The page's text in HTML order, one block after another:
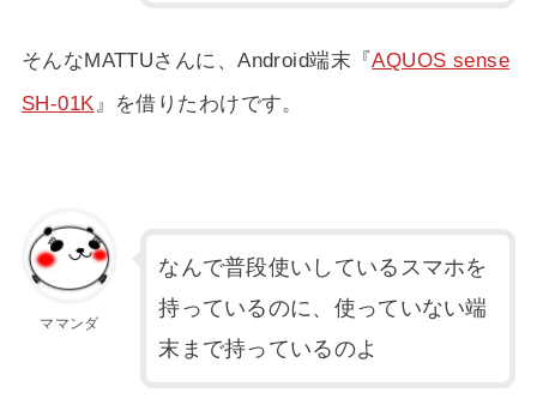
そんなMATTUさんに、Android端末『AQUOS sense
SH-01K』を借りたわけです。
ママンダ
なんで普段使いしているスマホを
持っているのに、使っていない端
末まで持っているのよ